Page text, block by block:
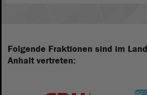
Folgende Fraktionen sind im
Anhalt vertreten: